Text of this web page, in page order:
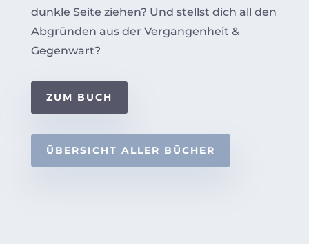
dunkle Seite ziehen? Und stellst dich all den
Abgründen aus der Vergangenheit &
Gegenwart?
ZUM BUCH
ÜBERSICHT ALLER BÜCHER